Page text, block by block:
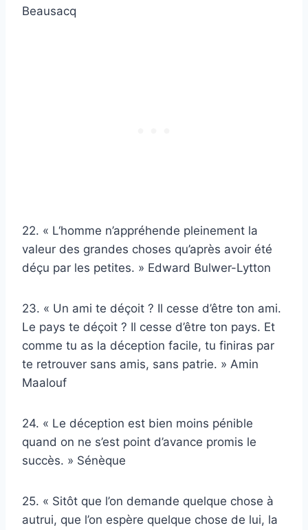
Beausacq
22. « L‘homme n’appréhende pleinement la
valeur des grandes choses qu’après avoir été
déçu par les petites. » Edward Bulwer-Lytton
23. « Un ami te déçoit ? Il cesse d’être ton ami.
Le pays te déçoit ? Il cesse d’être ton pays. Et
comme tu as la déception facile, tu finiras par
te retrouver sans amis, sans patrie. » Amin
Maalouf
24. « Le déception est bien moins pénible
quand on ne s’est point d’avance promis le
succès. » Sénèque
25. « Sitôt que l’on demande quelque chose à
autrui, que l’on espère quelque chose de lui, la